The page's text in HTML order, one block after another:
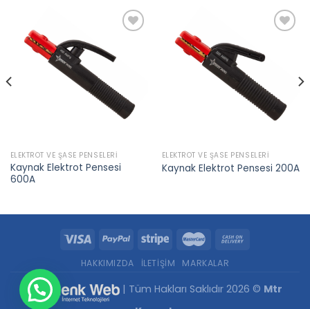
Add to
ELEKTROT VE ŞASE PENSELERI
Kaynak Elektrot Pensesi
600A
ELEKTROT VE ŞASE PENSELERI
Kaynak Elektrot Pensesi 200A
HAKKIMIZDA İLETIŞIM MARKALAR
| Tüm Hakları Saklıdır 2026 © Mtr